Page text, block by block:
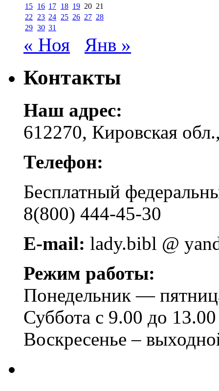
15 16 17 18 19 20 21
22
23 24 25 26 27 28
29 30 31
« Ноя Янв »
Контакты
Наш адрес:
612270, Кировская
Телефон:
Бесплатный
8(800) 444-45-30
E-mail: lady.bibl @
Режим работы:
Понедельник —
Суббота с 9.00 до 13.00
Воскресенье –